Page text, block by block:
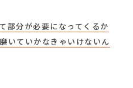
部分が必要になってくるか
いていかなきゃいけないん